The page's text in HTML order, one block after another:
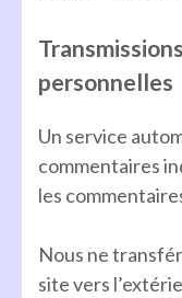
personnelles
Un service
commentaires
les
Nous ne
site vers